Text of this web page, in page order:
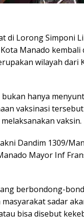
di Lorong Simponi
Manado kembali
wilayah dari
hanya
vaksinasi
vaksin.
Dandim 1309/
Mayor Inf
berbondong-
sadar
bisa disebut